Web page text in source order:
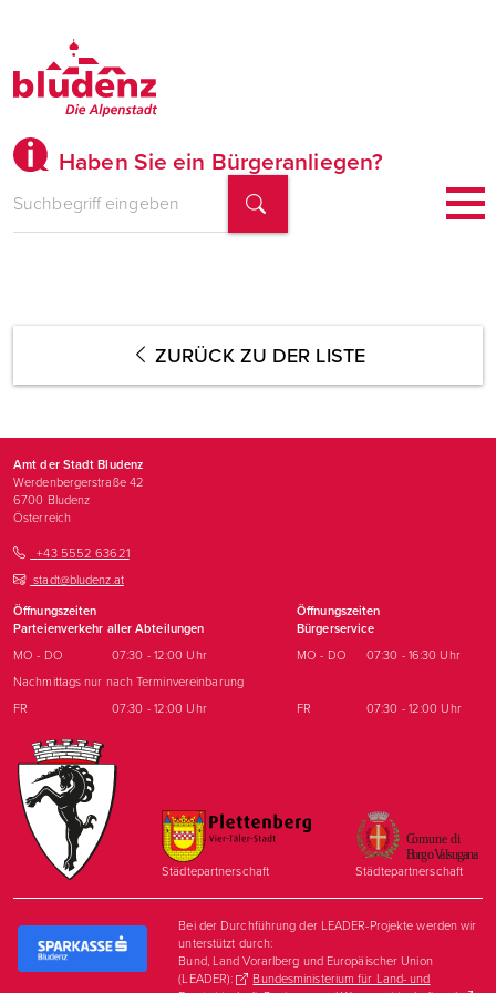
Haben Sie ein Bürgeranliegen?
ZURÜCK ZU DER LISTE
Amt der Stadt Bludenz
Werdenbergerstraße 42
6700 Bludenz
Österreich
+43 5552 63621
stadt@bludenz.at
Öffnungszeiten
Parteienverkehr aller Abteilungen
Öffnungszeiten
Bürgerservice
MO - DO 07:30 - 12:00 Uhr MO - DO
07:30 - 16:30 Uhr
Nachmittags nur nach Terminvereinbarung
FR
07:30 - 12:00 Uhr FR 07:30 - 12:00 Uhr
Städtepartnerschaft Städtepartnerschaft
Bei der Durchführung der LEADER-Projekte werden wir
unterstützt durch:
Bund, Land Vorarlberg und Europäischer Union
(LEADER):
Bundesministerium für Land- und